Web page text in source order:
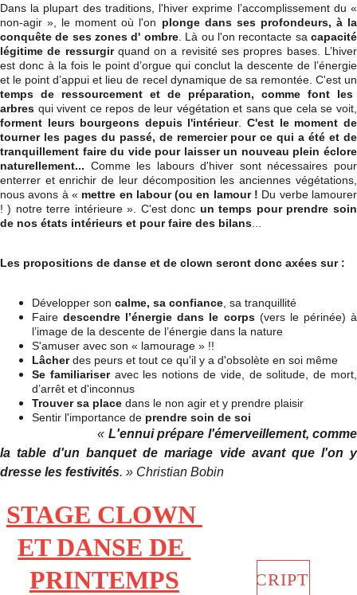
Dans la plupart des traditions, l'hiver exprime l’accomplissement du «
non-agir », le moment où l'on plonge dans ses profondeurs, à la
conquête de ses zones d' ombre. Là ou l'on recontacte sa capacité
légitime de ressurgirquand on a revisité ses propres bases. L’hiver
est donc à la fois le point d’orgue qui conclut la descente de l’énergie
et le point d’appui et lieu de recel dynamique de sa remontée. C'est un
temps de ressourcement et de préparation, comme font les
arbres qui vivent ce repos de leur végétation et sans que cela se voit,
forment leurs bourgeons depuis l'intérieur.C'est le moment de
tourner les pages du passé, de remercier pour ce qui a été et de
tranquillement faire du vide pour laisser un nouveau plein éclore
naturellement... Comme les labours d'hiver sont nécessaires pour
enterrer et enrichir de leur décomposition les anciennes végétations,
nous avons à « mettre en labour (ou en lamour ! Du verbe lamourer
! ) notre terre intérieure ». C'est donc un temps pour prendre soin
de nos états intérieurs et pour faire des bilans
Les propositions de danse et de clown seront donc axées sur :
Développer son calme, sa confiance , sa tranquillité
Fairedescendre l’énergie dans le corps (vers le périnée) à
l’image de la descente de l’énergie dans la nature
S'amuser avec son « lamourage » !!
Lâcherdes peurs et tout ce qu'il y a d'obsolète en soi même
Se familiariseravec les notions de vide, de solitude, de mort,
d’arrêt et d'inconnus
Trouver sa place dans le non agir et y prendre plaisir
Sentir l'importance de prendre soin de soi
« L'ennui prépare l'émerveillement, comme
la table d'un banquet de mariage vide avant que l'on y
dresse les festivités. » Christian Bobin
STAGE CLOWN
ET DANSE DE
PRINTEMPS
INSCRIPTION